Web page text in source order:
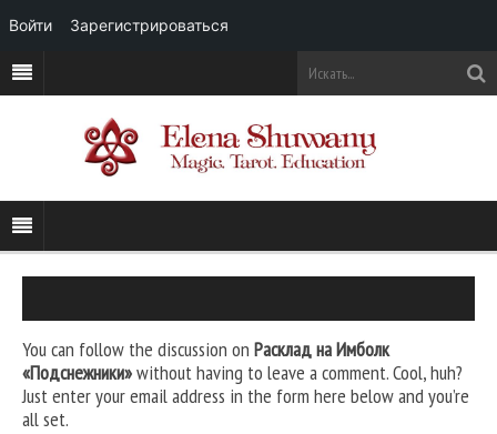
You can follow the discussion on Расклад на Имболк
«Подснежники»without having to leave a comment. Cool, huh?
Just enter your email address in the form here below and you’re
all set.
Войти Зарегистрироваться